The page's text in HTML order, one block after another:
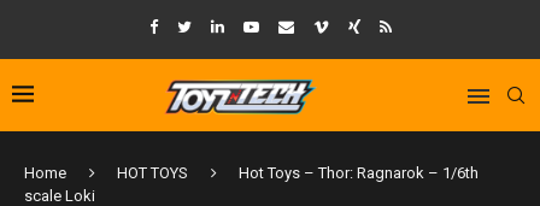
Home HOT TOYS
Hot Toys – Thor: Ragnarok – 1/6th
scale Loki